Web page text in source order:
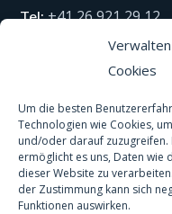
Cookies
Um die besten
Technologien wie Cookies,
und/oder darauf zuzugreifen.
ermöglicht es uns, Daten wie
dieser Website zu
der Zustimmung kann sich
Funktionen auswirken.
Tel: +41 26 921 29 12
Technische
Alle unsere Produkte
Material
Schutzausrüstung